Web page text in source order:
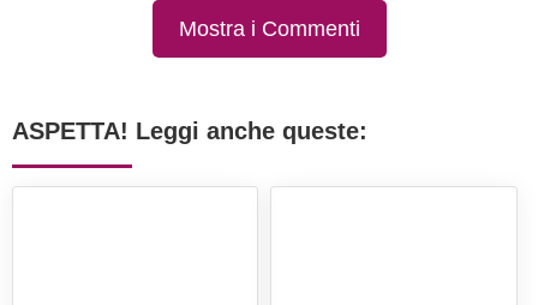
Mostra i Commenti
ASPETTA! Leggi anche queste: